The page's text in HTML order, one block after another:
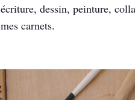
écriture, dessin, peinture,
mes carnets.